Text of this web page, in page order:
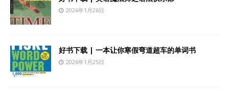
2026年1月26日
好书下载 | 一本让你寒假弯道超车的单词书
2026年1月25日